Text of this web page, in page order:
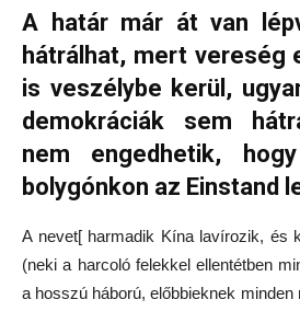
A határ már át van
hátrálhat, mert vereség
is veszélybe kerül,
demokráciák sem
nem engedhetik,
bolygónkon az Einstand
A nevet[ harmadik Kína lavírozik, és
(neki a harcoló felekkel ellentétben
a hosszú háború, előbbieknek